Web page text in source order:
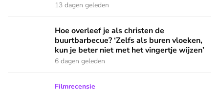
13 dagen geleden
Hoe overleef je als christen de buurtbarbecue? ‘Zelfs als
Hoe overleef je als christen de
buurtbarbecue? ‘Zelfs als buren vloeken,
kun je beter niet met het vingertje wijzen’
6 dagen geleden
Ook de Netflixversie van ‘Het kleine huis’ biedt fijne
Filmrecensie